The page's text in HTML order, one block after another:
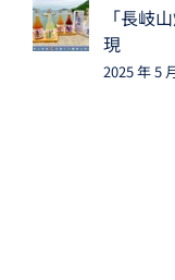
「長岐
現
2025 年 5